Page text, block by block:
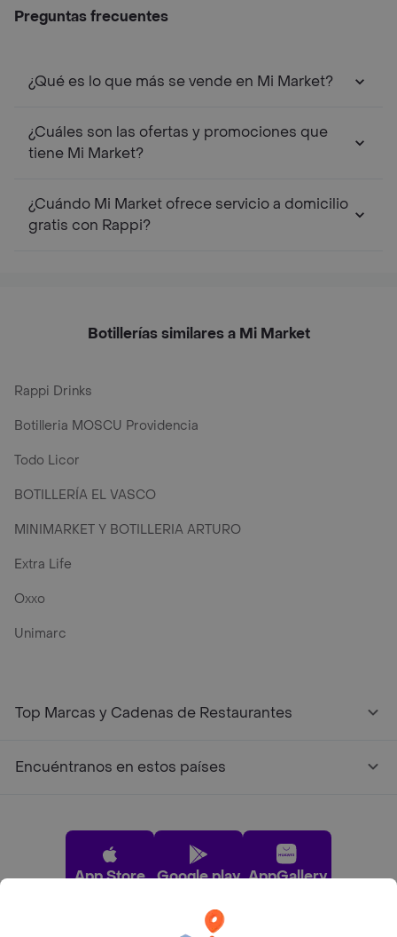
Preguntas frecuentes
¿Qué es lo que más se vende en Mi Market?
¿Cuáles son las ofertas y promociones que
tiene Mi Market?
¿Cuándo Mi Market ofrece servicio a domicilio
gratis con Rappi?
Botillerías similares a Mi Market
Rappi Drinks
Botilleria MOSCU Providencia
Todo Licor
BOTILLERÍA EL VASCO
MINIMARKET Y BOTILLERIA ARTURO
Extra Life
Oxxo
Unimarc
Top Marcas y Cadenas de Restaurantes
Encuéntranos en estos países
App Store Google play AppGallery